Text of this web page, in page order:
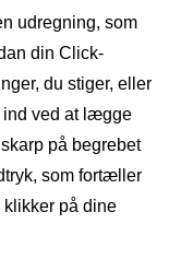
udregning, som
din Click-
du stiger, eller
ind ved at lægge
på begrebet
som fortæller
klikker på dine